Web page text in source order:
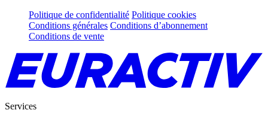
Politique de confidentialité Politique cookies
Conditions générales Conditions d’abonnement
Conditions de vente
Services